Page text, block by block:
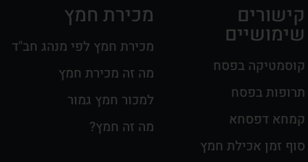
קישורים
שימושיים
קוסמטיקה בפסח
תרופות בפסח
קמחא דפסחא
סוף זמן אכילת חמץ
מכירת חמץ
מכירת חמץ לפי מנהג חב"ד
מה זה מכירת חמץ
למכור חמץ גמור
מה זה חמץ?